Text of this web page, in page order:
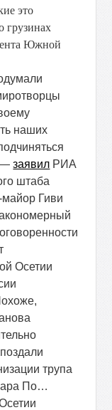
это
грузинах
Южной
наших
—заявил РИА
штаба
майор Гиви
Осетии
трупа
По…